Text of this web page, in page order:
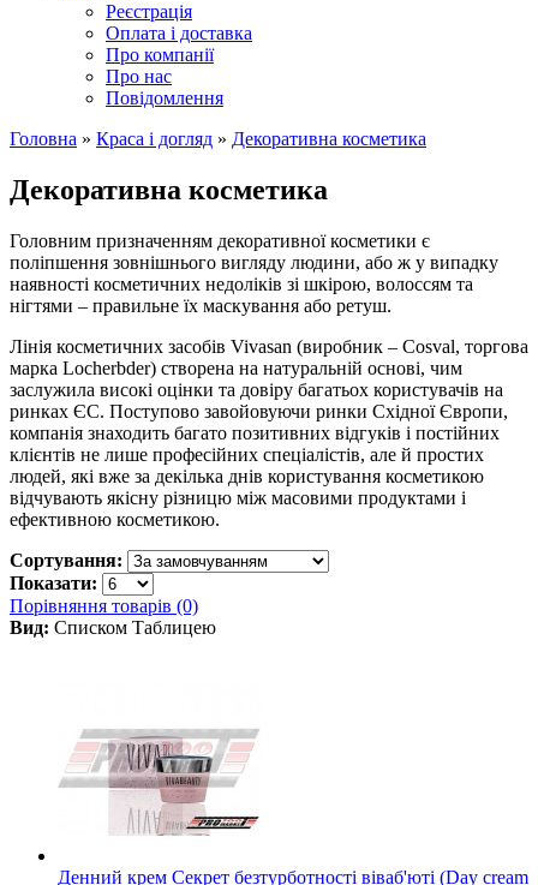
Реєстрація
Оплата і доставка
Про компанії
Про нас
Повідомлення
Головна » Краса і догляд » Декоративна косметика
Декоративна косметика
Головним призначенням декоративної косметики є
поліпшення зовнішнього вигляду людини, або ж у випадку
наявності косметичних недоліків зі шкірою, волоссям та
нігтями – правильне їх маскування або ретуш.
Лінія косметичних засобів Vivasan (виробник – Cosval, торгова
марка Locherbder) створена на натуральній основі, чим
заслужила високі оцінки та довіру багатьох користувачів на
ринках ЄС. Поступово завойовуючи ринки Східної Європи,
компанія знаходить багато позитивних відгуків і постійних
клієнтів не лише професійних спеціалістів, але й простих
людей, які вже за декілька днів користування косметикою
відчувають якісну різницю між масовими продуктами і
ефективною косметикою.
Сортування:
Показати:
Порівняння товарів (0)
Вид: Списком Таблицею
Денний крем Секрет безтурботності віваб'юті (Day cream